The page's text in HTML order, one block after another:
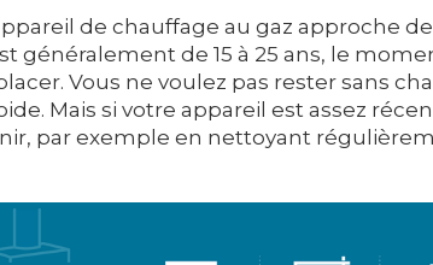
de chauffage au gaz approche
généralement de 15 à 25 ans, le
Vous ne voulez pas rester sans
Mais si votre appareil est assez
par exemple en nettoyant